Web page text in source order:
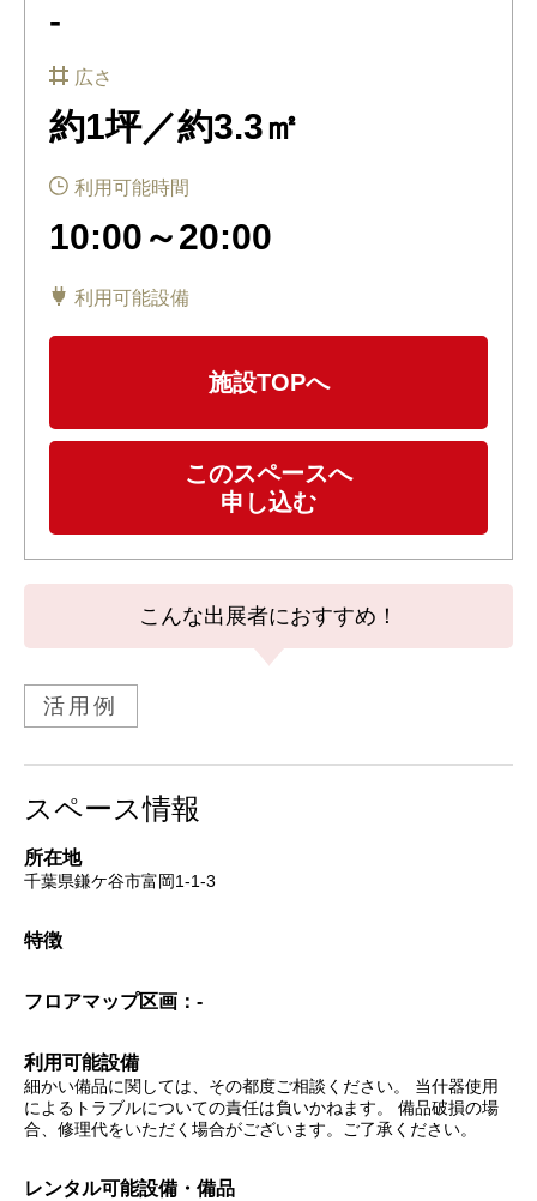
-
広さ
約1坪／約3.3㎡
利用可能時間
10:00～20:00
利用可能設備
施設TOPへ
このスペースへ
申し込む
こんな出展者におすすめ！
活用例
スペース情報
所在地
千葉県鎌ケ谷市富岡1-1-3
特徴
フロアマップ区画：-
利用可能設備
細かい備品に関しては、その都度ご相談ください。 当什器使用
によるトラブルについての責任は負いかねます。 備品破損の場
合、修理代をいただく場合がございます。ご了承ください。
レンタル可能設備・備品